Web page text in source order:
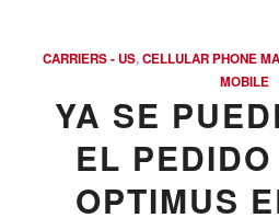
MAY 16, 2012
/ 0 COMMENTS
/ BY
CARRIERS - US CELLULAR PHONE